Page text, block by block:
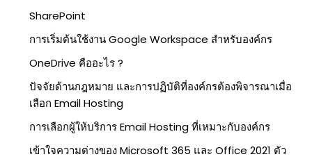
SharePoint
การเริ่มต้นใช้งาน Google Workspace สำหรับองค์กร
OneDrive คืออะไร ?
ปัจจัยด้านกฎหมาย และการปฏิบัติที่องค์กรต้องพิจารณาเมื่อ
เลือก Email Hosting
การเลือกผู้ให้บริการ Email Hosting ที่เหมาะกับองค์กร
เข้าใจความต่างของ Microsoft 365 และ Office 2021 ตัว